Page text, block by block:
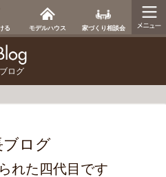
る モデルハウス 家づくり相談会
ブログ
ブログ
れた四代目です